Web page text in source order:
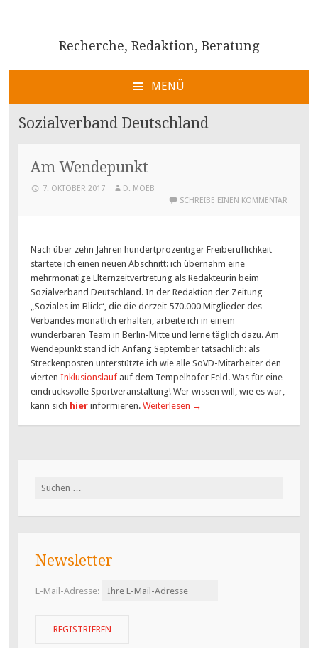
Recherche, Redaktion, Beratung
MENÜ
ZUM
INHALT
Sozialverband Deutschland
Am Wendepunkt
7. OKTOBER 2017
D. MOEB
SCHREIBE EINEN KOMMENTAR
Nach über zehn Jahren hundertprozentiger Freiberuflichkeit
startete ich einen neuen Abschnitt: ich übernahm eine
mehrmonatige Elternzeitvertretung als Redakteurin beim
Sozialverband Deutschland. In der Redaktion der Zeitung
„Soziales im Blick“, die die derzeit 570.000 Mitglieder des
Verbandes monatlich erhalten, arbeite ich in einem
wunderbaren Team in Berlin-Mitte und lerne täglich dazu. Am
Wendepunkt stand ich Anfang September tatsächlich: als
Streckenposten unterstützte ich wie alle SoVD-Mitarbeiter den
viertenInklusionslauf auf dem Tempelhofer Feld. Was für eine
eindrucksvolle Sportveranstaltung! Wer wissen will, wie es war,
kann sich hier informieren.Weiterlesen →
Suchen
Newsletter
E-Mail-Adresse: